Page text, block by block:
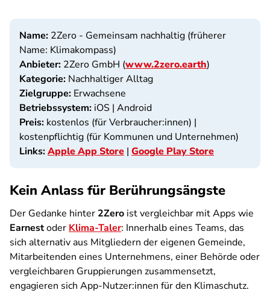
Name: 2Zero - Gemeinsam nachhaltig (früherer
Name: Klimakompass)
Anbieter: 2Zero GmbH (www.2zero.earth)
Kategorie: Nachhaltiger Alltag
Zielgruppe: Erwachsene
Betriebssystem: iOS | Android
Preis: kostenlos (für Verbraucher:innen) |
kostenpflichtig (für Kommunen und Unternehmen)
Links:Apple App Store | Google Play Store
Kein Anlass für Berührungsängste
Der Gedanke hinter 2Zero ist vergleichbar mit Apps wie
Earnestoder Klima-Taler: Innerhalb eines Teams, das
sich alternativ aus Mitgliedern der eigenen Gemeinde,
Mitarbeitenden eines Unternehmens, einer Behörde oder
vergleichbaren Gruppierungen zusammensetzt,
engagieren sich App-Nutzer:innen für den Klimaschutz.